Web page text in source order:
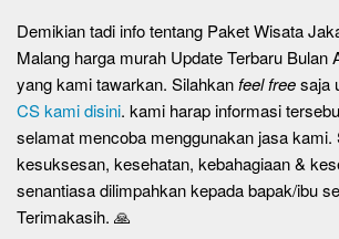
Demikian tadi info tentang Paket Wisata
Malang harga murah Update Terbaru Bulan
yang kami tawarkan. Silahkanfeel freesaja
CS kami disini. kami harap informasi
selamat mencoba menggunakan jasa kami.
kesuksesan, kesehatan, kebahagiaan &
senantiasa dilimpahkan kepada bapak/ibu
Terimakasih. 🙏